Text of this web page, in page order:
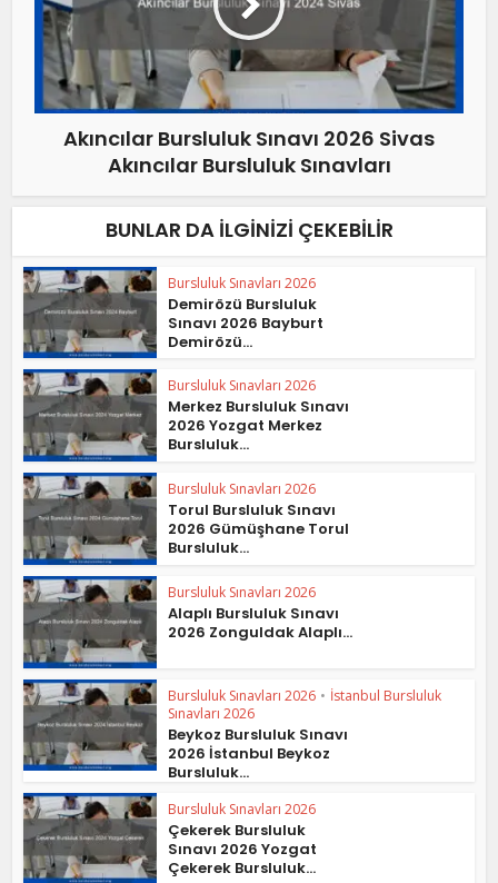
Akıncılar Bursluluk Sınavı 2026 Sivas
Akıncılar Bursluluk Sınavları
BUNLAR DA İLGINIZI ÇEKEBILIR
Bursluluk Sınavları 2026
Demirözü Bursluluk
Sınavı 2026 Bayburt
Demirözü...
Bursluluk Sınavları 2026
Merkez Bursluluk Sınavı
2026 Yozgat Merkez
Bursluluk...
Bursluluk Sınavları 2026
Torul Bursluluk Sınavı
2026 Gümüşhane Torul
Bursluluk...
Bursluluk Sınavları 2026
Alaplı Bursluluk Sınavı
2026 Zonguldak Alaplı...
Bursluluk Sınavları 2026 • İstanbul Bursluluk
Sınavları 2026
Beykoz Bursluluk Sınavı
2026 İstanbul Beykoz
Bursluluk...
Bursluluk Sınavları 2026
Çekerek Bursluluk
Sınavı 2026 Yozgat
Çekerek Bursluluk...